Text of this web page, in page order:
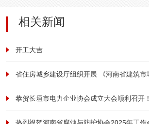
相关新闻
开工大吉
恭贺长垣市电力企业协会成立大会顺利召开！